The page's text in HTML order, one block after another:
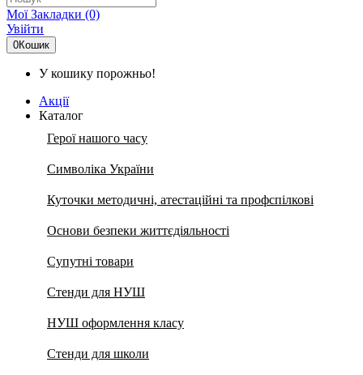
Мої Закладки (0)
Увійти
0Кошик
У кошику порожньо!
Акції
Каталог
Герої нашого часу
Символіка України
Куточки методичні, атестаційні та профспілкові
Основи безпеки життєдіяльності
Супутні товари
Стенди для НУШ
НУШ оформлення класу
Стенди для школи